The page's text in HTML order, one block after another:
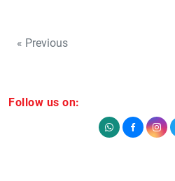
« Previous
Follow us on: